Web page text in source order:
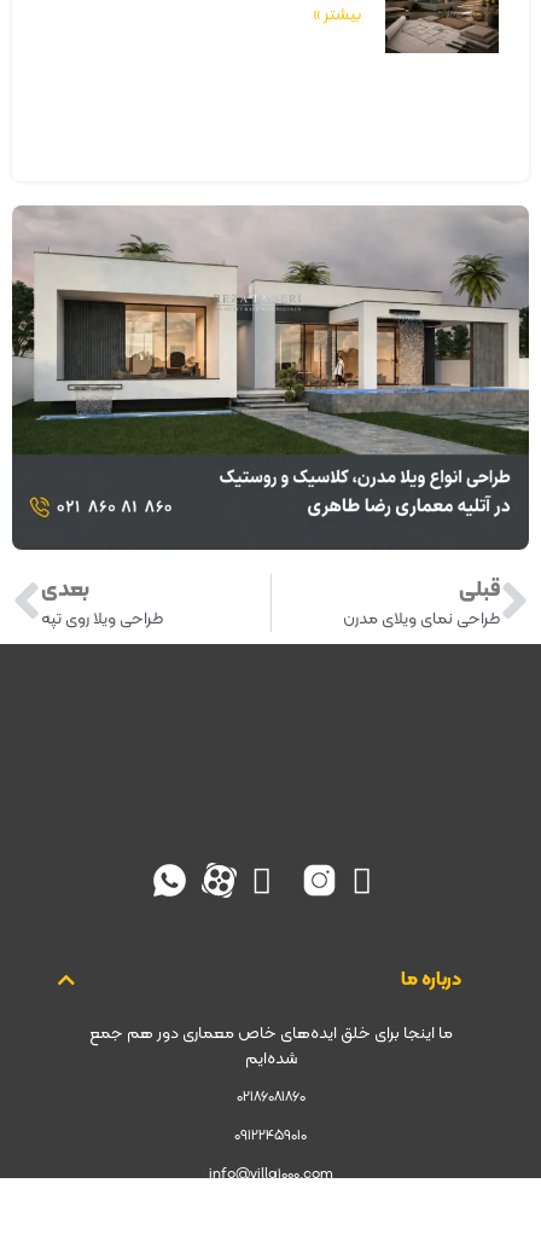
بیشتر »
قبلی
طراحی نمای ویلای مدرن
بعدی
طراحی ویلا روی تپه
درباره ما
ما اینجا برای خلق ایده‌های خاص معماری دور هم جمع
شده‌ایم
02186081860
09122459010
info@villa1000.com